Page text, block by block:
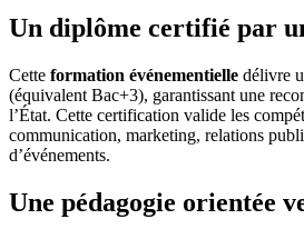
Un diplôme certifié par
Cette formation événementielle délivre
(équivalent Bac+3), garantissant une
l’État. Cette certification valide les
communication, marketing, relations
d’événements.
Une pédagogie orientée